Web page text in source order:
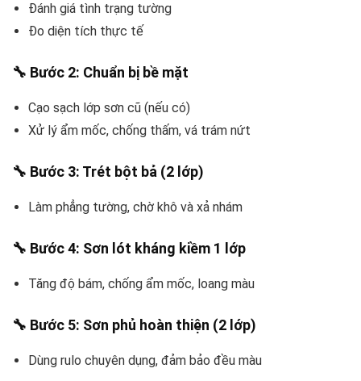
Đánh giá tình trạng tường
Đo diện tích thực tế
🔧 Bước 2: Chuẩn bị bề mặt
Cạo sạch lớp sơn cũ (nếu có)
Xử lý ẩm mốc, chống thấm, vá trám nứt
🔧 Bước 3: Trét bột bả (2 lớp)
Làm phẳng tường, chờ khô và xả nhám
🔧 Bước 4: Sơn lót kháng kiềm 1 lớp
Tăng độ bám, chống ẩm mốc, loang màu
🔧 Bước 5: Sơn phủ hoàn thiện (2 lớp)
Dùng rulo chuyên dụng, đảm bảo đều màu